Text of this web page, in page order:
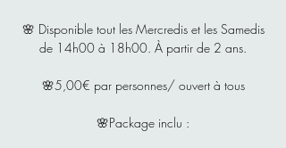
🌸 Disponible tout les Mercredis et les Samedis
de 14h00 à 18h00. À partir de 2 ans.
🌸5,00€ par personnes/ ouvert à tous
🌸Package inclu :